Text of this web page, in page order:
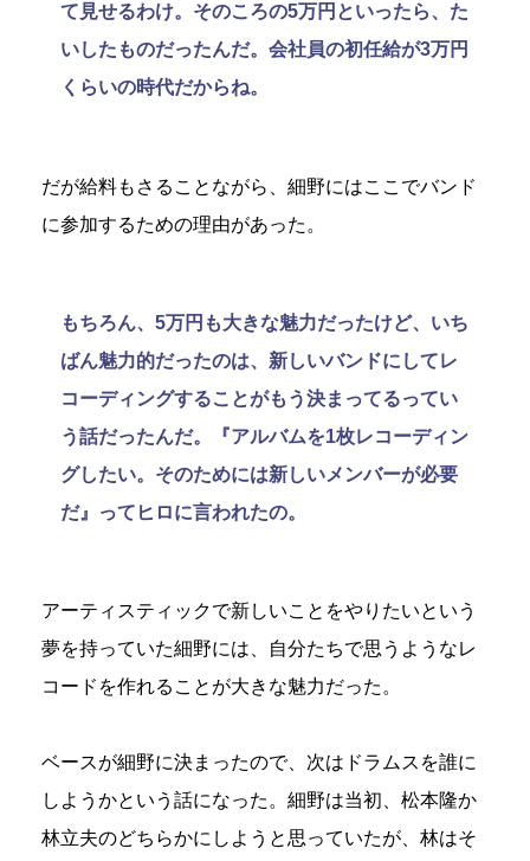
て見せるわけ。そのころの5万円といったら、た
いしたものだったんだ。会社員の初任給が3万円
くらいの時代だからね。
だが給料もさることながら、細野にはここでバンド
に参加するための理由があった。
もちろん、5万円も大きな魅力だったけど、いち
ばん魅力的だったのは、新しいバンドにしてレ
コーディングすることがもう決まってるってい
う話だったんだ。『アルバムを1枚レコーディン
グしたい。そのためには新しいメンバーが必要
だ』ってヒロに言われたの。
アーティスティックで新しいことをやりたいという
夢を持っていた細野には、自分たちで思うようなレ
コードを作れることが大きな魅力だった。
ベースが細野に決まったので、次はドラムスを誰に
しようかという話になった。細野は当初、松本隆か
林立夫のどちらかにしようと思っていたが、林はそ